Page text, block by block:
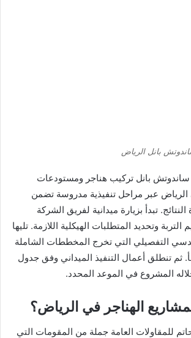
بانل الرياض
ساندوتش بانل تركيب هناجر ومستودعات
عبر مراحل تنفيذية مدروسة تضمن
تبدأ بزيارة ميدانية لفريق الشركة
التربة وتحديد المتطلبات الهيكلية اللازمة. تليها
التفصيلي التي تخرج المخططات الشاملة
ثم تنطلق أعمال التنفيذ الميداني وفق جدول
المشروع في الموعد المحدد.
لمشاريع الهناجر في الرياض؟
للمقاولات العامة جملة من المقومات التي